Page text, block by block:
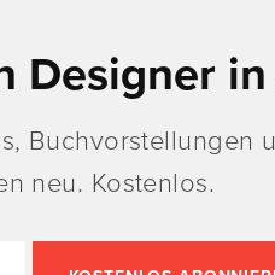
Designer
Buchvorstellungen
neu. Kostenlos.